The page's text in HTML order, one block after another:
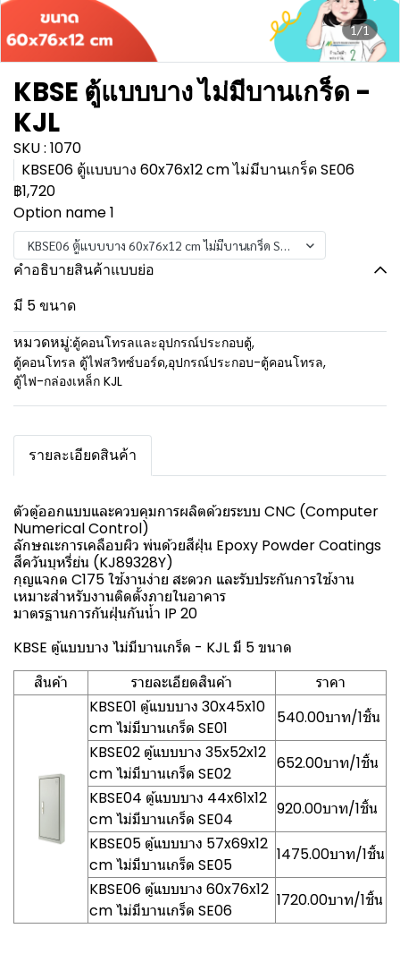
1/1
KBSE ตู้แบบบาง ไม่มีบานเกร็ด -
KJL
SKU : 1070
KBSE06 ตู้แบบบาง 60x76x12 cm ไม่มีบานเกร็ด SE06
฿1,720
Option name 1
KBSE06 ตู้แบบบาง 60x76x12 cm ไม่มีบานเกร็ด SE06
คำอธิบายสินค้าแบบย่อ
มี 5 ขนาด
หมวดหมู่:ตู้คอนโทรลและอุปกรณ์ประกอบตู้,
ตู้คอนโทรล ตู้ไฟสวิทซ์บอร์ด,อุปกรณ์ประกอบ-ตู้คอนโทรล,
ตู้ไฟ-กล่องเหล็ก KJL
รายละเอียดสินค้า
ตัวตู้ออกแบบและควบคุมการผลิตด้วยระบบ CNC (Computer
Numerical Control)
ลักษณะการเคลือบผิว พ่นด้วยสีฝุ่น Epoxy Powder Coatings
สีควันบุหรี่ย่น (KJ89328Y)
กุญแจกด C175 ใช้งานง่าย สะดวก และรับประกันการใช้งาน
เหมาะสำหรับงานติดตั้งภายในอาคาร
มาตรฐานการกันฝุ่นกันน้ำ IP 20
KBSE ตู้แบบบาง ไม่มีบานเกร็ด - KJL มี 5 ขนาด
สินค้า
รายละเอียดสินค้า
ราคา
KBSE01 ตู้แบบบาง 30x45x10
cm ไม่มีบานเกร็ด SE01
540.00บาท/1ชิ้น
KBSE02 ตู้แบบบาง 35x52x12
cm ไม่มีบานเกร็ด SE02
652.00บาท/1ชิ้น
KBSE04 ตู้แบบบาง 44x61x12
cm ไม่มีบานเกร็ด SE04
920.00บาท/1ชิ้น
KBSE05 ตู้แบบบาง 57x69x12
cm ไม่มีบานเกร็ด SE05
1475.00บาท/1ชิ้น
KBSE06 ตู้แบบบาง 60x76x12
cm ไม่มีบานเกร็ด SE06
1720.00บาท/1ชิ้น